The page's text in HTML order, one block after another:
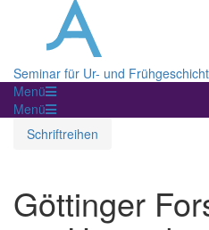
Seminar für Ur- und
Menü
Menü
Schriftreihen
Göttinger